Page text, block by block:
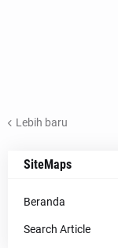
Lebih baru
SiteMaps
Beranda
Search Article